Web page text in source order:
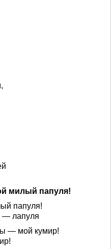
милый папуля!
папуля!
— лапуля
— мой кумир!